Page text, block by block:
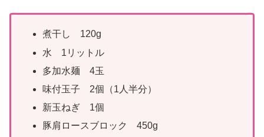
煮干し 120g
水 1リットル
多加水麺 4玉
味付玉子 2個（1人半分）
新玉ねぎ 1個
豚肩ロースブロック 450g